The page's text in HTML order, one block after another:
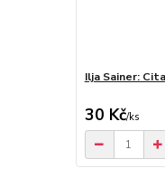
Ilja Sainer:
30 Kč/ks